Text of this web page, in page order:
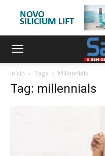
Início Tags Millennials
Tag: millennials